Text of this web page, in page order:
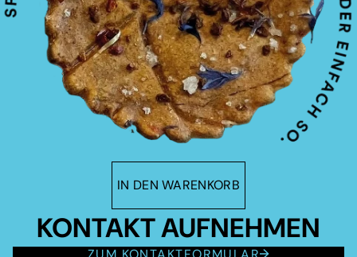
IN DEN WARENKORB
KONTAKT AUFNEHMEN